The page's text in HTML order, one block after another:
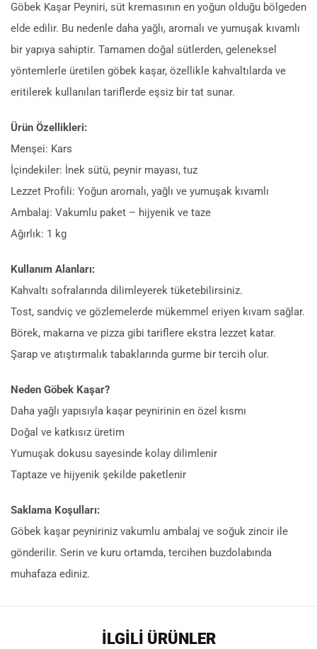
Göbek Kaşar Peyniri, süt kremasının en yoğun olduğu bölgeden
elde edilir. Bu nedenle daha yağlı, aromalı ve yumuşak kıvamlı
bir yapıya sahiptir. Tamamen doğal sütlerden, geleneksel
yöntemlerle üretilen göbek kaşar, özellikle kahvaltılarda ve
eritilerek kullanılan tariflerde eşsiz bir tat sunar.
Ürün Özellikleri:
Menşei: Kars
İçindekiler: İnek sütü, peynir mayası, tuz
Lezzet Profili: Yoğun aromalı, yağlı ve yumuşak kıvamlı
Ambalaj: Vakumlu paket – hijyenik ve taze
Ağırlık: 1 kg
Kullanım Alanları:
Kahvaltı sofralarında dilimleyerek tüketebilirsiniz.
Tost, sandviç ve gözlemelerde mükemmel eriyen kıvam sağlar.
Börek, makarna ve pizza gibi tariflere ekstra lezzet katar.
Şarap ve atıştırmalık tabaklarında gurme bir tercih olur.
Neden Göbek Kaşar?
Daha yağlı yapısıyla kaşar peynirinin en özel kısmı
Doğal ve katkısız üretim
Yumuşak dokusu sayesinde kolay dilimlenir
Taptaze ve hijyenik şekilde paketlenir
Saklama Koşulları:
Göbek kaşar peyniriniz vakumlu ambalaj ve soğuk zincir ile
gönderilir. Serin ve kuru ortamda, tercihen buzdolabında
muhafaza ediniz.
İLGILI ÜRÜNLER